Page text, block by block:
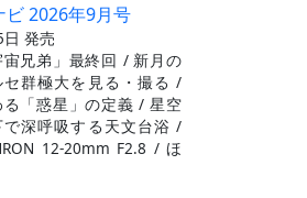
ビ 2026年9月号
発売
宙兄弟」最終回 / 新月の
セ群極大を見る・撮る /
る「惑星」の定義 / 星空
で深呼吸する天文台浴 /
12-20mm F2.8 / ほ